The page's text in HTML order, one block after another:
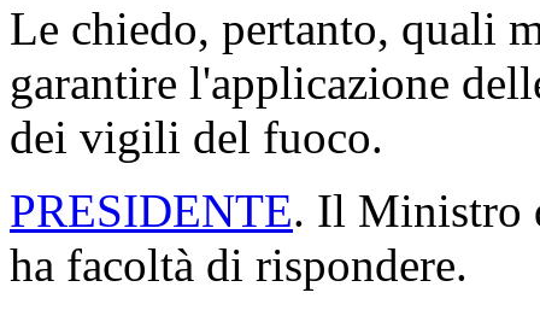
Le chiedo, pertanto, quali
garantire l'applicazione
dei vigili del fuoco.
PRESIDENTE. Il Ministro
ha facoltà di rispondere.